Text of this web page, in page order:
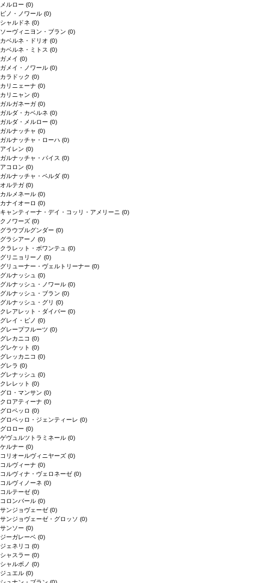
メルロー (0)
ピノ・ノワール (0)
シャルドネ (0)
ソーヴィニヨン・ブラン (0)
カベルネ・ドリオ (0)
カベルネ・ミトス (0)
ガメイ (0)
ガメイ・ノワール (0)
カラドック (0)
カリニェーナ (0)
カリニャン (0)
ガルガネーガ (0)
ガルダ・カベルネ (0)
ガルダ・メルロー (0)
ガルナッチャ (0)
ガルナッチャ・ローハ (0)
アイレン (0)
ガルナッチャ・パイス (0)
アコロン (0)
ガルナッチャ・ペルダ (0)
オルテガ (0)
カルメネール (0)
カナイオーロ (0)
キャンティーナ・デイ・コッリ・アメリーニ (0)
クノワーズ (0)
グラウブルグンダー (0)
グラシアーノ (0)
クラレット・ボワンテュ (0)
グリニョリーノ (0)
グリューナー・ヴェルトリーナー (0)
グルナッシュ (0)
グルナッシュ・ノワール (0)
グルナッシュ・ブラン (0)
グルナッシュ・グリ (0)
クレアレット・ダイバー (0)
グレイ・ピノ (0)
グレープフルーツ (0)
グレカニコ (0)
グレケット (0)
グレッカニコ (0)
グレラ (0)
グレナッシュ (0)
クレレット (0)
グロ・マンサン (0)
クロアティーナ (0)
グロペッロ (0)
グロペッロ・ジェンティーレ (0)
グロロー (0)
ゲヴュルツトラミネール (0)
ケルナー (0)
コリオールヴィニヤーズ (0)
コルヴィーナ (0)
コルヴィナ・ヴェロネーゼ (0)
コルヴィノーネ (0)
コルテーゼ (0)
コロンバール (0)
サンジョヴェーゼ (0)
サンジョヴェーゼ・グロッソ (0)
サンソー (0)
ジーガレーベ (0)
ジェネリコ (0)
シャスラー (0)
シャルボノ (0)
ジュエル (0)